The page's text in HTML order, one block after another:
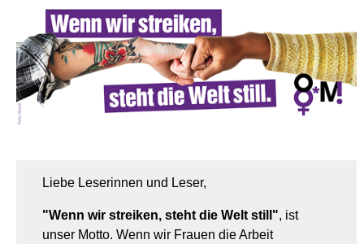
Liebe Leserinnen und Leser,
"Wenn wir streiken, steht die Welt still", ist
unser Motto. Wenn wir Frauen die Arbeit